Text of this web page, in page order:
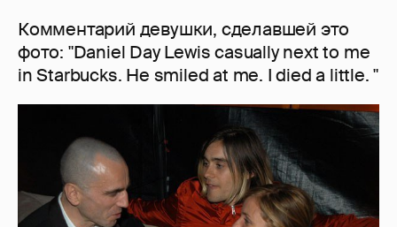
Комментарий девушки, сделавшей это
фото: "Daniel Day Lewis casually next to me
in Starbucks. He smiled at me. I died a little. "